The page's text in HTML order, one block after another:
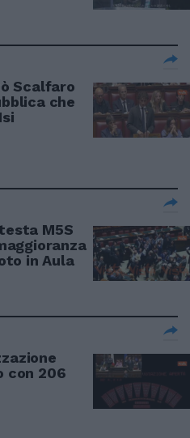
Scalfaro
che
M5S
in Aula
con 206